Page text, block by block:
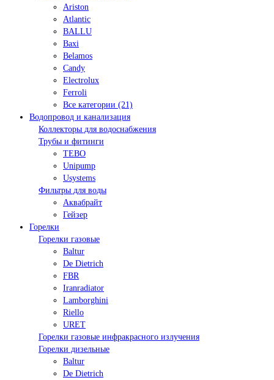
Ariston
Atlantic
BALLU
Baxi
Belamos
Candy
Electrolux
Ferroli
Все категории (21)
Водопровод и канализация
Коллекторы для водоснабжения
Трубы и фитинги
TEBO
Unipump
Usystems
Фильтры для воды
Аквабрайт
Гейзер
Горелки
Горелки газовые
Baltur
De Dietrich
FBR
Iranradiator
Lamborghini
Riello
URET
Горелки газовые инфракрасного излучения
Горелки дизельные
Baltur
De Dietrich